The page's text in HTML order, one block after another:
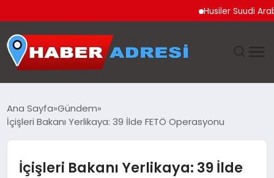
Husiler Suudi
GÜNDEM
SPOR
Ana Sayfa Gündem
İçişleri Bakanı Yerlikaya: 39 İlde FETÖ Operasyonu
İçişleri Bakanı Yerlikaya: 39 İlde